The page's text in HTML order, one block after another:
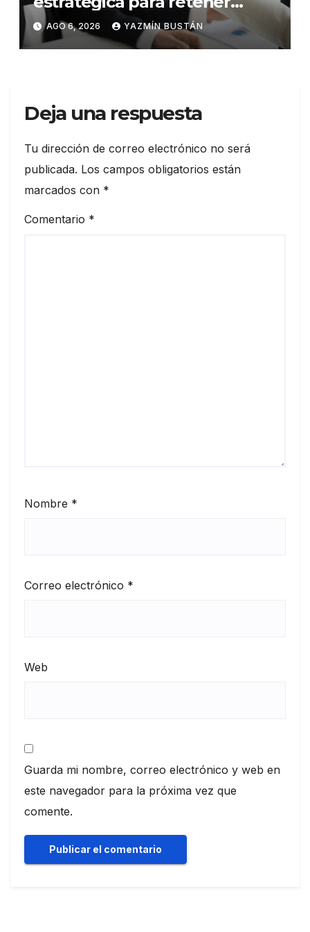
talento en Ecuador
AGO 6, 2026 YAZMÍN BUSTÁN
Deja una respuesta
Tu dirección de correo electrónico no será
publicada. Los campos obligatorios están
marcados con *
Comentario *
Nombre *
Correo electrónico *
Web
Guarda mi nombre, correo electrónico y web en
este navegador para la próxima vez que
comente.